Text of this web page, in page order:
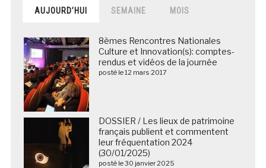
AUJOURD’HUI SEMAINE MOIS
8èmes Rencontres Nationales
Culture et Innovation(s): comptes-
rendus et vidéos de la journée
posté le 12 mars 2017
DOSSIER / Les lieux de patrimoine
français publient et commentent
leur fréquentation 2024
(30/01/2025)
posté le 30 janvier 2025